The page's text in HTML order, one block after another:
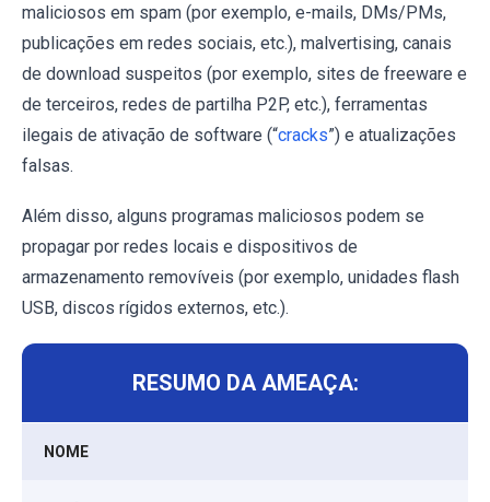
maliciosos em spam (por exemplo, e-mails, DMs/PMs,
publicações em redes sociais, etc.), malvertising, canais
de download suspeitos (por exemplo, sites de freeware e
de terceiros, redes de partilha P2P, etc.), ferramentas
ilegais de ativação de software (“cracks”) e atualizações
falsas.
Além disso, alguns programas maliciosos podem se
propagar por redes locais e dispositivos de
armazenamento removíveis (por exemplo, unidades flash
USB, discos rígidos externos, etc.).
RESUMO DA AMEAÇA:
NOME